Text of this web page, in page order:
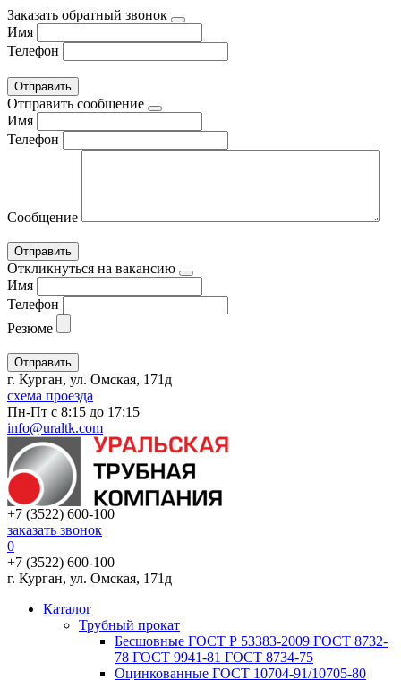
Заказать обратный звонок
Имя
Телефон
Отправить сообщение
Имя
Телефон
Сообщение
Откликнуться на вакансию
Имя
Телефон
Резюме
г. Курган, ул. Омская, 171д
схема проезда
Пн-Пт с 8:15 до 17:15
info@uraltk.com
+7 (3522) 600-100
заказать звонок
0
+7 (3522) 600-100
г. Курган, ул. Омская, 171д
Каталог
Трубный прокат
Беcшовные ГОСТ Р 53383-2009 ГОСТ 8732-
78 ГОСТ 9941-81 ГОСТ 8734-75
Оцинкованные ГОСТ 10704-91/10705-80